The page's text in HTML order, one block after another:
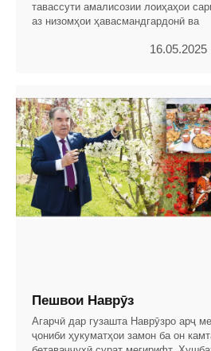
тавассути амалисозии лоиҳаҳои
аз низомҳои ҳавасмандгардонӣ ва
16.05.2025
Пешвои Наврӯз
Агарчӣ дар гузашта Наврӯзро арҷ
ҷониби ҳукуматҳои замон ба он